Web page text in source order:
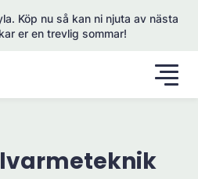
Köp nu så kan ni njuta av nästa
er en trevlig sommar!